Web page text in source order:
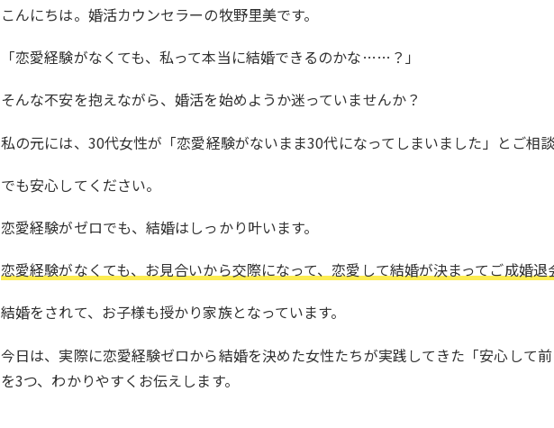
こんにちは。婚活カウンセラーの牧野里美です。
「恋愛経験がなくても、私って本当に結婚できるのかな……？」
そんな不安を抱えながら、婚活を始めようか迷っていませんか？
私の元には、30代女性が「恋愛経験がないまま30代になってしまいました」とご相
でも安心してください。
恋愛経験がゼロでも、結婚はしっかり叶います。
恋愛経験がなくても、お見合いから交際になって、恋愛して結婚が決まってご成婚退
結婚をされて、お子様も授かり家族となっています。
今日は、実際に恋愛経験ゼロから結婚を決めた女性たちが実践してきた「安心して
を3つ、わかりやすくお伝えします。